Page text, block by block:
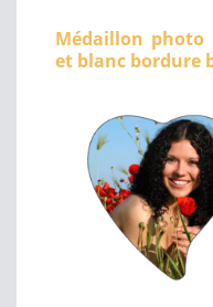
Médaillon photo
et blanc bordure